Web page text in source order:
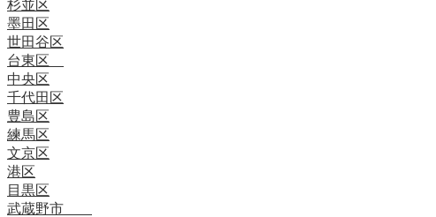
杉並区
墨田区
世田谷区
台東区
中央区
千代田区
豊島区
練馬区
文京区
港区
目黒区
武蔵野市